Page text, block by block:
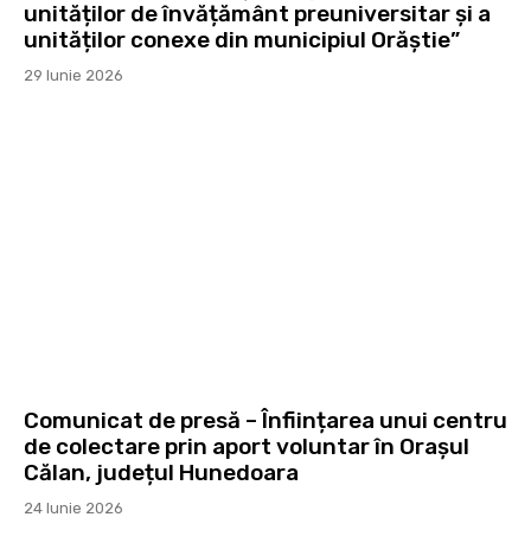
unităților de învățământ preuniversitar și a
unităților conexe din municipiul Orăștie”
29 Iunie 2026
Comunicat de presă – Înființarea unui centru
de colectare prin aport voluntar în Orașul
Călan, județul Hunedoara
24 Iunie 2026